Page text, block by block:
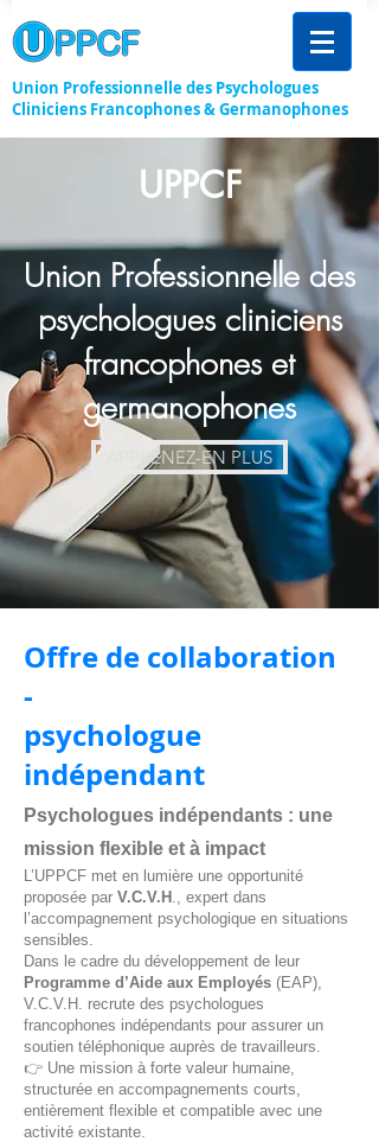
Union Professionnelle des Psychologues
Cliniciens Francophones & Germanophones
UPPCF
Union Professionnelle des
psychologues cliniciens
francophones et
germanophones
APPRENEZ-EN PLUS
Offre de collaboration
-
psychologue
indépendant
Psychologues indépendants : une
mission flexible et à impact
L’UPPCF met en lumière une opportunité
proposée par V.C.V.H ., expert dans
l’accompagnement psychologique en situations
sensibles.
Dans le cadre du développement de leur
Programme d’Aide aux Employés (EAP),
V.C.V.H. recrute des psychologues
francophones indépendants pour assurer un
soutien téléphonique auprès de travailleurs.
👉 Une mission à forte valeur humaine,
structurée en accompagnements courts,
entièrement flexible et compatible avec une
activité existante.